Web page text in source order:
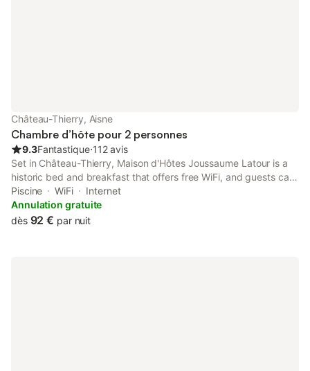
Château-Thierry, Aisne
Chambre d’hôte pour 2 personnes
9.3Fantastique⋅112 avis
Set in Château-Thierry, Maison d'Hôtes Joussaume Latour is a
historic bed and breakfast that offers free WiFi, and guests can
enjoy a seasonal outdoor swimming pool and a garden. The air-
conditioned accommodation is 48 km from Epernay Train
Station.
Piscine WiFi
Internet
Annulation gratuite
dès 92 € par nuit